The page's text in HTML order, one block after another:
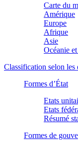
Carte du
Amérique
Europe
Afrique
Asie
Océanie
Classification selon les
Formes d’État
Etats
Etats
Résumé
Formes de